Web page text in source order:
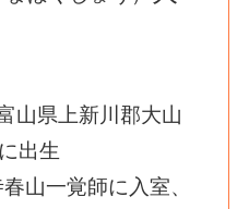
県上新川郡大山
出生
山一覚師に入室、